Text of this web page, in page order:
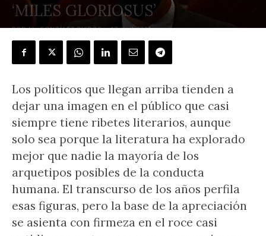
‘MILES GLORIOSUS’
POR J.L. GONZÁLEZ QUIRÓS - 17 abril, 2021
Los políticos que llegan arriba tienden a
dejar una imagen en el público que casi
siempre tiene ribetes literarios, aunque
solo sea porque la literatura ha explorado
mejor que nadie la mayoría de los
arquetipos posibles de la conducta
humana. El transcurso de los años perfila
esas figuras, pero la base de la apreciación
se asienta con firmeza en el roce casi